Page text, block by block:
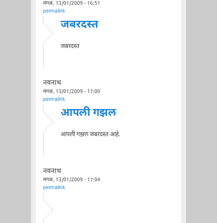
मंगळ, 13/01/2009 - 16:51
permalink
जबरदस्त
जबरदस्त
नवनाथ
मंगळ, 13/01/2009 - 17:00
permalink
आपली गझल
आपली गझल जबरदस्त आहे.
नवनाथ
मंगळ, 13/01/2009 - 17:04
permalink